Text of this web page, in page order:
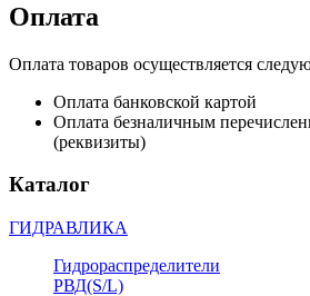
Оплата
Оплата товаров осуществляется
Оплата банковской картой
Оплата безналичным
(реквизиты)
Каталог
ГИДРАВЛИКА
Гидрораспределители
РВД(S/L)